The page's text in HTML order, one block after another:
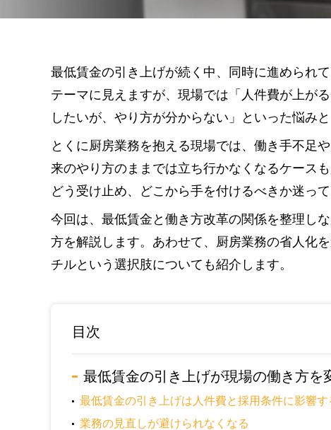
最低賃金の引き上げが続く中、同時に進められ
テーマに見えますが、現場では「人件費が上が
したいが、やり方が分からない」といった悩み
とくに厨房業務を抱える現場では、働き手不足
来のやり方のままでは立ち行かなくなるケース
どう受け止め、どこから手を付けるべきか迷っ
今回は、最低賃金と働き方改革の関係を整理し
方を解説します。あわせて、厨房業務の省人化
チルという選択肢についても紹介します。
目次
最低賃金の引き上げが現場の働き方を
最低賃金の引き上げは人件費と採用条件に影響す
業務の見直しが避けられなくなる